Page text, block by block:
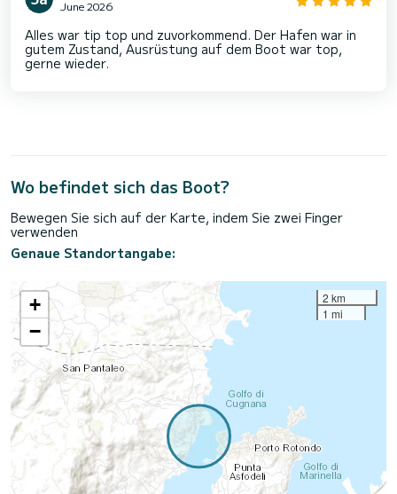
June 2026
Alles war tip top und zuvorkommend. Der Hafen war in
gutem Zustand, Ausrüstung auf dem Boot war top,
gerne wieder.
Wo befindet sich das Boot?
Bewegen Sie sich auf der Karte, indem Sie zwei Finger
verwenden
Genaue Standortangabe:
+
−
2 km
1 mi